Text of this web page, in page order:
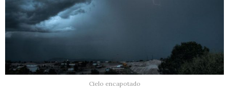
Cielo encapotado